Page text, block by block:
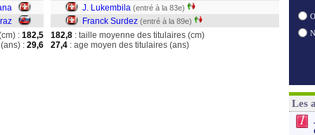
J. Lukembila (entré à la 83e)
Franck Surdez (entré à la 89e)
: 182,5
: 29,6
182,8 : taille moyenne des titulaires (cm)
27,4 : age moyen des titulaires (ans)
Les
1